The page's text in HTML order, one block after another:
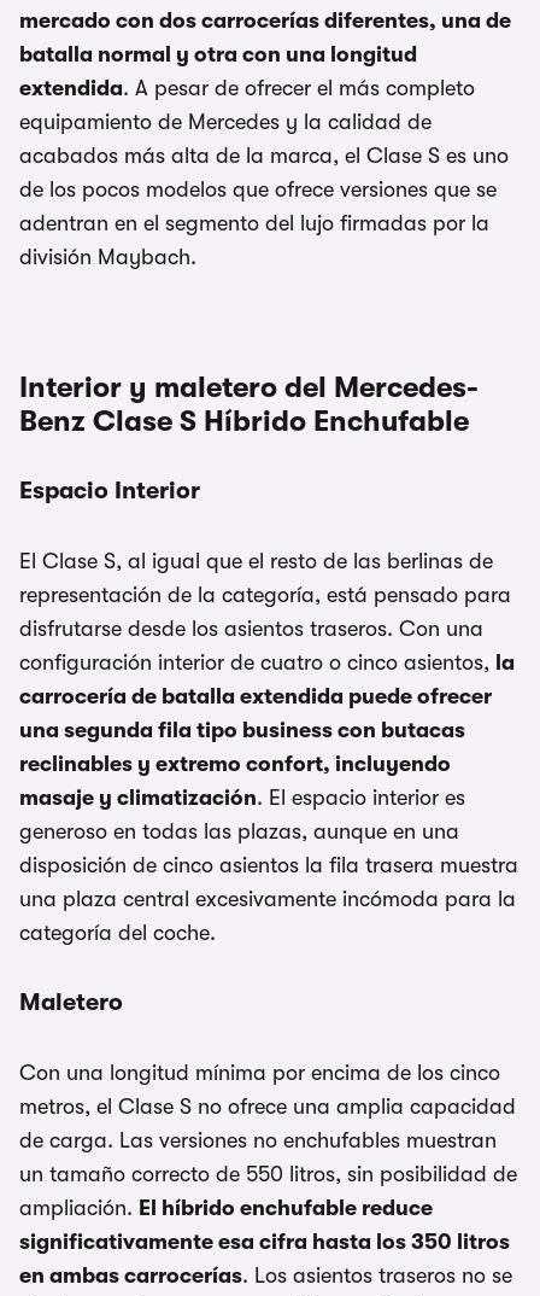
mercado con dos carrocerías diferentes, una de
batalla normal y otra con una longitud
extendida. A pesar de ofrecer el más completo
equipamiento de Mercedes y la calidad de
acabados más alta de la marca, el Clase S es uno
de los pocos modelos que ofrece versiones que se
adentran en el segmento del lujo firmadas por la
división Maybach.
Interior y maletero del Mercedes-
Benz Clase S Híbrido Enchufable
Espacio Interior
El Clase S, al igual que el resto de las berlinas de
representación de la categoría, está pensado para
disfrutarse desde los asientos traseros. Con una
configuración interior de cuatro o cinco asientos, la
carrocería de batalla extendida puede ofrecer
una segunda fila tipo business con butacas
reclinables y extremo confort, incluyendo
masaje y climatización. El espacio interior es
generoso en todas las plazas, aunque en una
disposición de cinco asientos la fila trasera muestra
una plaza central excesivamente incómoda para la
categoría del coche.
Maletero
Con una longitud mínima por encima de los cinco
metros, el Clase S no ofrece una amplia capacidad
de carga. Las versiones no enchufables muestran
un tamaño correcto de 550 litros, sin posibilidad de
ampliación. El híbrido enchufable reduce
significativamente esa cifra hasta los 350 litros
en ambas carrocerías. Los asientos traseros no se